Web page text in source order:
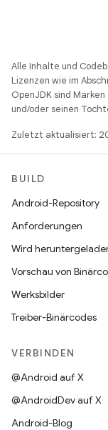
Alle Inhalte und
Lizenzen wie im
OpenJDK sind
und/oder seinen
Zuletzt aktualisiert:
BUILD
Android-Repository
Anforderungen
Wird
Vorschau von
Werksbilder
Treiber-Binärcodes
VERBINDEN
@Android auf X
@AndroidDev auf X
Android-Blog